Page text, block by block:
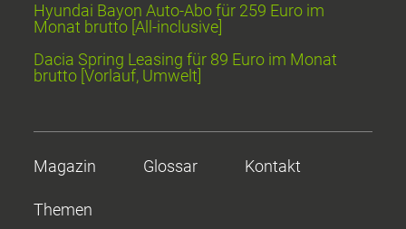
Hyundai Bayon Auto-Abo für 259 Euro im
Monat brutto [All-inclusive]
Dacia Spring Leasing für 89 Euro im Monat
brutto [Vorlauf, Umwelt]
Magazin Glossar Kontakt
Themen